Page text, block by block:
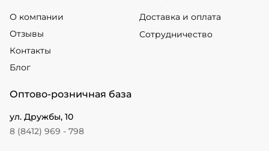
О компании
Отзывы
Контакты
Блог
Доставка и оплата
Сотрудничество
Оптово-розничная база
ул. Дружбы, 10
8 (8412) 969 - 798